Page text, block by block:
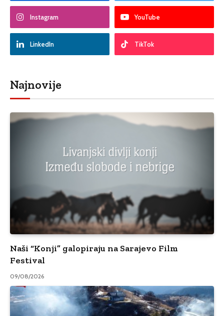
Instagram YouTube
LinkedIn TikTok
Najnovije
Naši “Konji” galopiraju na Sarajevo Film
Festival
09/08/2026